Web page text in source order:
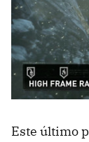
Este último